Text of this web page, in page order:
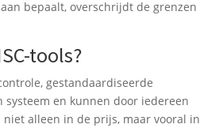
bepaalt, overschrijdt de grenzen
tools?
gestandaardiseerde
systeem en kunnen door iedereen
alleen in de prijs, maar vooral in